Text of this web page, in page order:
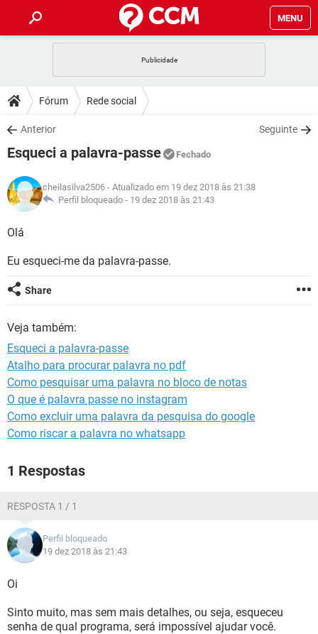
MENU
CELULAR
OUTLOOK
INSTAGRAM GMAIL
GUIA DE COMPRAS
DICAS
JOGOS
INSTAGRAM GMAIL
GUIA DE COMPRAS
DOWNLOADS
JOGOS WHATSAPP
CELULAR
OUTLOOK EXCEL
INSTAGRAM
FÓRUM
JOGOS WHATSAPP
CELULAR
OUTLOOK
INSTAGRAM GMAIL
GUIA DE COMPRAS
GLOSSÁRIO
JOGOS
INSTAGRAM
GUIA DE COMPRAS
Fórum Rede social
Anterior Seguinte
Esqueci a palavra-passe Fechado
cheilasilva2506 - Atualizado em 19 dez 2018 às 21:38
Perfil bloqueado - 19 dez 2018 às 21:43
Olá
Eu esqueci-me da palavra-passe.
Share
Veja também:
Esqueci a palavra-passe
Atalho para procurar palavra no pdf
Como pesquisar uma palavra no bloco de notas
O que é palavra passe no instagram
Como excluir uma palavra da pesquisa do google
Como riscar a palavra no whatsapp
1 Respostas
RESPOSTA 1 / 1
Perfil bloqueado
19 dez 2018 às 21:43
Oi
Sinto muito, mas sem mais detalhes, ou seja, esqueceu
senha de qual programa, será impossível ajudar você.